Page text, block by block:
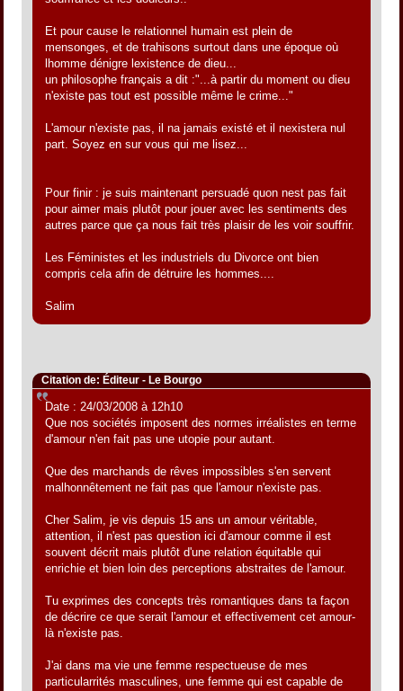
Et pour cause le relationnel humain est plein de
mensonges, et de trahisons surtout dans une époque où
lhomme dénigre lexistence de dieu...
un philosophe français a dit :"...à partir du moment ou dieu
n'existe pas tout est possible même le crime..."
L'amour n'existe pas, il na jamais existé et il nexistera nul
part. Soyez en sur vous qui me lisez...
Pour finir : je suis maintenant persuadé quon nest pas fait
pour aimer mais plutôt pour jouer avec les sentiments des
autres parce que ça nous fait très plaisir de les voir souffrir.
Les Féministes et les industriels du Divorce ont bien
compris cela afin de détruire les hommes....
Salim
Citation de: Éditeur - Le Bourgo
Date : 24/03/2008 à 12h10
Que nos sociétés imposent des normes irréalistes en terme
d'amour n'en fait pas une utopie pour autant.
Que des marchands de rêves impossibles s'en servent
malhonnêtement ne fait pas que l'amour n'existe pas.
Cher Salim, je vis depuis 15 ans un amour véritable,
attention, il n'est pas question ici d'amour comme il est
souvent décrit mais plutôt d'une relation équitable qui
enrichie et bien loin des perceptions abstraites de l'amour.
Tu exprimes des concepts très romantiques dans ta façon
de décrire ce que serait l'amour et effectivement cet amour-
là n'existe pas.
J'ai dans ma vie une femme respectueuse de mes
particularrités masculines, une femme qui est capable de